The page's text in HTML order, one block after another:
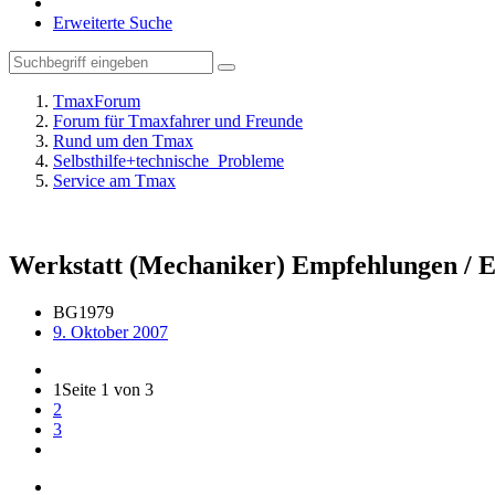
Erweiterte Suche
TmaxForum
Forum für Tmaxfahrer und Freunde
Rund um den Tmax
Selbsthilfe+technische_Probleme
Service am Tmax
Werkstatt (Mechaniker) Empfehlungen /
BG1979
9. Oktober 2007
1 Seite 1 von 3
2
3